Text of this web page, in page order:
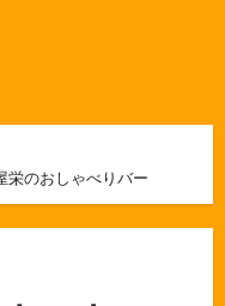
栄のおしゃべりバー